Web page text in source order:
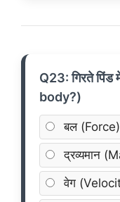
Q23: गिरते
body?)
बल (Force)
द्रव्यमान
वेग